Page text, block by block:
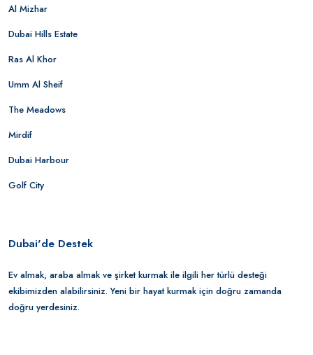
Al Mizhar
Dubai Hills Estate
Ras Al Khor
Umm Al Sheif
The Meadows
Mirdif
Dubai Harbour
Golf City
Dubai'de Destek
Ev almak, araba almak ve şirket kurmak ile ilgili her türlü desteği
ekibimizden alabilirsiniz. Yeni bir hayat kurmak için doğru zamanda
doğru yerdesiniz.